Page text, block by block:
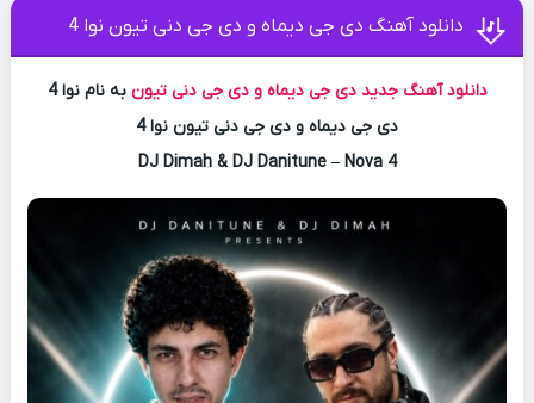
دانلود آهنگ دی جی دیماه و دی جی دنی تیون نوا 4
دانلود آهنگ جدید دی جی دیماه و دی جی دنی تیون به نام نوا 4
دی جی دیماه و دی جی دنی تیون نوا 4
DJ Dimah & DJ Danitune – Nova 4